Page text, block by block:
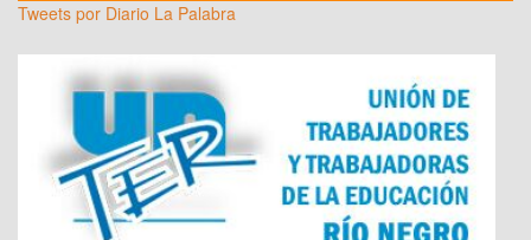
Tweets por Diario La Palabra